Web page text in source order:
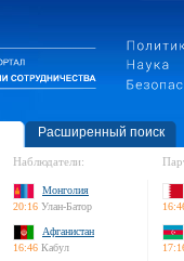
Расширенный поиск
Наблюдатели:
Монголия
20:16 Улан-Батор
Афганистан
16:46 Кабул